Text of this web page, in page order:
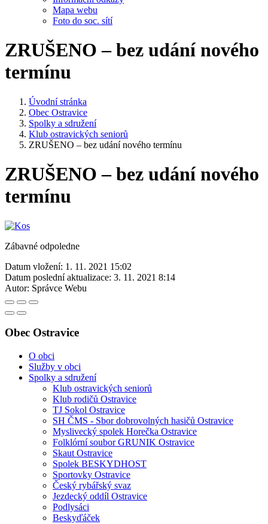
Mapa webu
Foto do soc. sítí
ZRUŠENO – bez udání nového
termínu
Úvodní stránka
Obec Ostravice
Spolky a sdružení
Klub ostravických seniorů
ZRUŠENO – bez udání nového termínu
ZRUŠENO – bez udání nového
termínu
Zábavné odpoledne
Datum vložení: 1. 11. 2021 15:02
Datum poslední aktualizace: 3. 11. 2021 8:14
Autor: Správce Webu
Obec Ostravice
O obci
Služby v obci
Spolky a sdružení
Klub ostravických seniorů
Klub rodičů Ostravice
TJ Sokol Ostravice
SH ČMS - Sbor dobrovolných hasičů Ostravice
Myslivecký spolek Horečka Ostravice
Folklórní soubor GRUNIK Ostravice
Skaut Ostravice
Spolek BESKYDHOST
Sportovky Ostravice
Český rybářský svaz
Jezdecký oddíl Ostravice
Podlysáci
Beskyďáček